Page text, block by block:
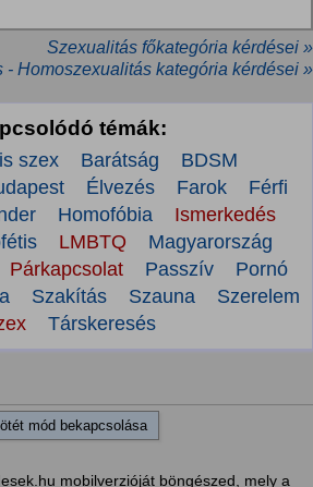
Szexualitás főkategória kérdései »
- Homoszexualitás kategória kérdései »
témák:
szex Barátság
BDSM
Élvezés Farok
Férfi
Homofóbia
Ismerkedés
LMBTQ
Magyarország
Párkapcsolat Passzív
Pornó
Szakítás Szauna
Szerelem
Társkeresés
mód bekapcsolása
mobilverzióját böngészed, mely a